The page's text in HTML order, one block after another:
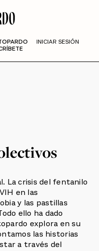
INICIAR SESIÓN
La crisis del fentanilo
en las
y las pastillas
ello ha dado
explora en su
las historias
a través del